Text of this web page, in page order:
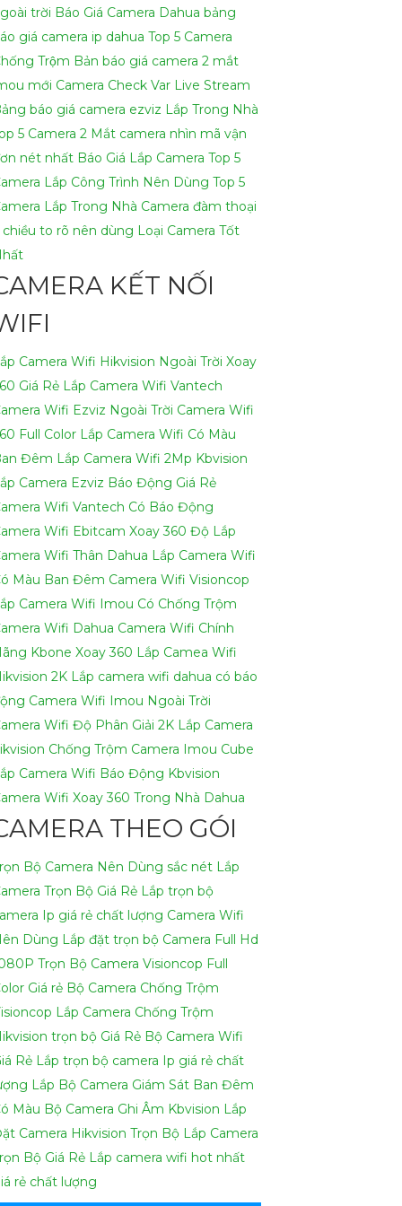
trời Báo Giá Camera Dahua bảng
giá camera ip dahua Top 5 Camera
Trộm Bản báo giá camera 2 mắt
mới Camera Check Var Live Stream
báo giá camera ezviz Lắp Trong Nhà
5 Camera 2 Mắt camera nhìn mã vận
nét nhất Báo Giá Lắp Camera Top 5
Lắp Công Trình Nên Dùng Top 5
Lắp Trong Nhà Camera đàm thoại
chiều to rõ nên dùng Loại Camera Tốt
KẾT NỐI
Camera Wifi Hikvision Ngoài Trời Xoay
Giá Rẻ Lắp Camera Wifi Vantech
Wifi Ezviz Ngoài Trời Camera Wifi
Full Color Lắp Camera Wifi Có Màu
Đêm Lắp Camera Wifi 2Mp Kbvision
Camera Ezviz Báo Động Giá Rẻ
Wifi Vantech Có Báo Động
Wifi Ebitcam Xoay 360 Độ Lắp
Wifi Thân Dahua Lắp Camera Wifi
Màu Ban Đêm Camera Wifi Visioncop
Camera Wifi Imou Có Chống Trộm
Wifi Dahua Camera Wifi Chính
Kbone Xoay 360 Lắp Camea Wifi
2K Lắp camera wifi dahua có báo
Camera Wifi Imou Ngoài Trời
Wifi Độ Phân Giải 2K Lắp Camera
Chống Trộm Camera Imou Cube
Camera Wifi Báo Động Kbvision
Wifi Xoay 360 Trong Nhà Dahua
THEO GÓI
Bộ Camera Nên Dùng sắc nét Lắp
Trọn Bộ Giá Rẻ Lắp trọn bộ
Ip giá rẻ chất lượng Camera Wifi
Dùng Lắp đặt trọn bộ Camera Full Hd
Trọn Bộ Camera Visioncop Full
Giá rẻ Bộ Camera Chống Trộm
Lắp Camera Chống Trộm
trọn bộ Giá Rẻ Bộ Camera Wifi
Rẻ Lắp trọn bộ camera Ip giá rẻ chất
Lắp Bộ Camera Giám Sát Ban Đêm
Màu Bộ Camera Ghi Âm Kbvision Lắp
Camera Hikvision Trọn Bộ Lắp Camera
Bộ Giá Rẻ Lắp camera wifi hot nhất
rẻ chất lượng